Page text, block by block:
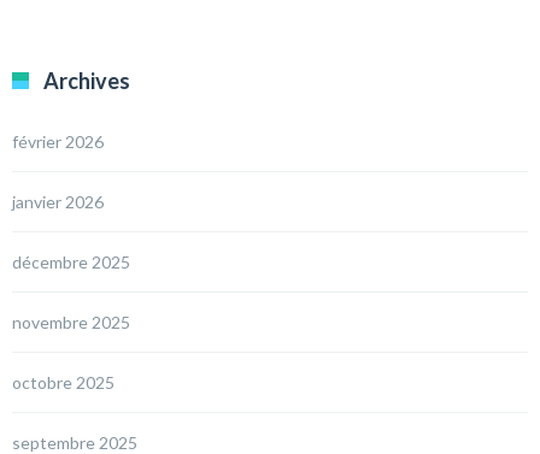
Archives
février 2026
janvier 2026
décembre 2025
novembre 2025
octobre 2025
septembre 2025